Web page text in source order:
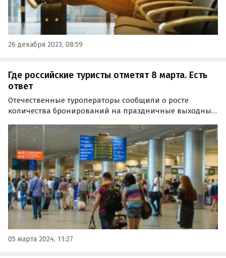
26 декабря 2023, 08:59
Где российские туристы отметят 8 марта. Есть
ответ
Отечественные туроператоры сообщили о росте
количества бронирований на праздничные выходные,
направления для отдыха на предстоящие праздники
назвали в Ассоциации Туроператоров России (АТОР).
05 марта 2024, 11:27